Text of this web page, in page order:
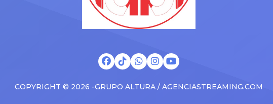
COPYRIGHT © 2026 -GRUPO ALTURA / AGENCIASTREAMING.COM